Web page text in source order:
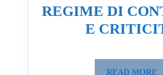
REGIME DI
E
READ MORE